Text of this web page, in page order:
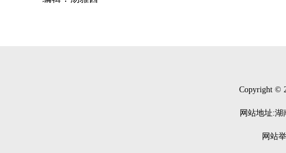
Copyright ©
网站地址:湖
网站